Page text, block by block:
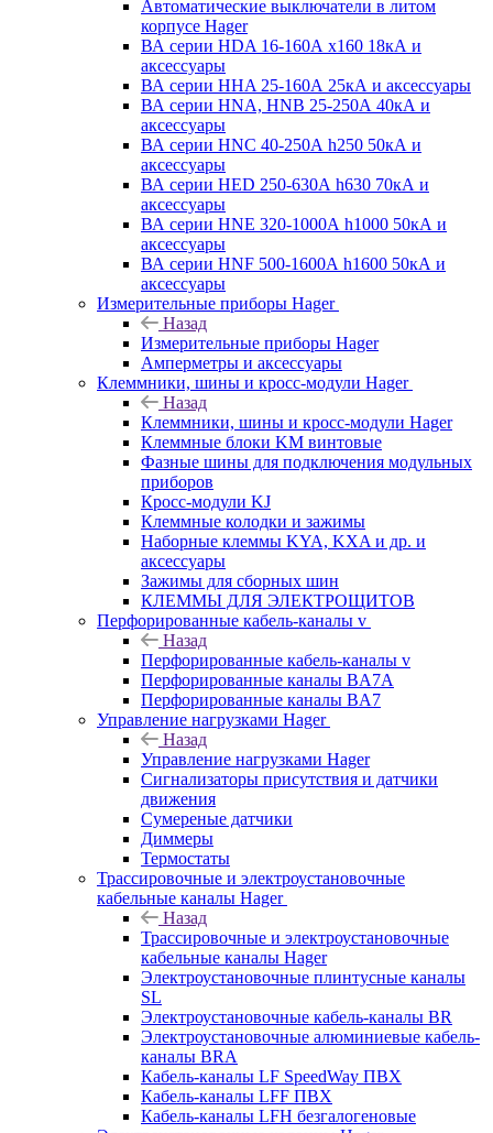
Автоматические выключатели в литом
корпусе Hager
ВА серии HDA 16-160А x160 18кА и
аксессуары
ВА серии HHA 25-160А 25кА и аксессуары
ВА серии HNA, HNB 25-250А 40кА и
аксессуары
ВА серии HNC 40-250А h250 50кА и
аксессуары
ВА серии HED 250-630А h630 70кА и
аксессуары
ВА серии HNE 320-1000А h1000 50кА и
аксессуары
ВА серии HNF 500-1600А h1600 50кА и
аксессуары
Измерительные приборы Hager
Назад
Измерительные приборы Hager
Амперметры и аксессуары
Клеммники, шины и кросс-модули Hager
Назад
Клеммники, шины и кросс-модули Hager
Клеммные блоки KM винтовые
Фазные шины для подключения модульных
приборов
Кросс-модули KJ
Клеммные колодки и зажимы
Наборные клеммы KYA, KXA и др. и
аксессуары
Зажимы для сборных шин
КЛЕММЫ ДЛЯ ЭЛЕКТРОЩИТОВ
Перфорированные кабель-каналы v
Назад
Перфорированные кабель-каналы v
Перфорированные каналы BA7A
Перфорированные каналы BA7
Управление нагрузками Hager
Назад
Управление нагрузками Hager
Сигнализаторы присутствия и датчики
движения
Сумереные датчики
Диммеры
Термостаты
Трассировочные и электроустановочные
кабельные каналы Hager
Назад
Трассировочные и электроустановочные
кабельные каналы Hager
Электроустановочные плинтусные каналы
SL
Электроустановочные кабель-каналы BR
Электроустановочные алюминиевые кабель-
каналы BRA
Кабель-каналы LF SpeedWay ПВХ
Кабель-каналы LFF ПВХ
Кабель-каналы LFH безгалогеновые